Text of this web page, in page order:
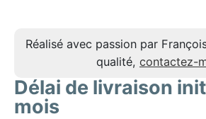
Réalisé avec passion par
qualité, contactez-
Délai de livraison
mois